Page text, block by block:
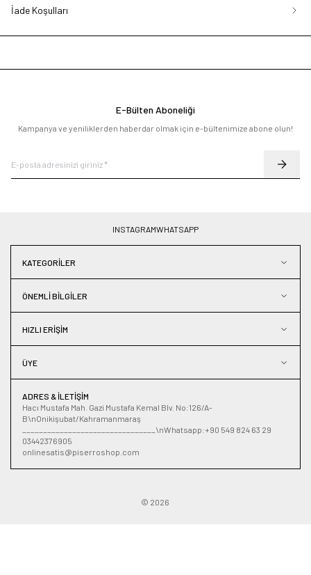
İade Koşulları
E-Bülten Aboneliği
Kampanya ve yeniliklerden haberdar olmak için e-bültenimize abone olun!
INSTAGRAMWHATSAPP
KATEGORILER
ÖNEMLI BILGILER
HIZLI ERIŞIM
ÜYE
ADRES & İLETIŞIM
Hacı Mustafa Mah. Gazi Mustafa Kemal Blv. No:126/A-
B\nOnikişubat/Kahramanmaraş
________________________________\nWhatsapp:+90 549 824 63 29
03442376905
onlinesatis@piserroshop.com
© 2026